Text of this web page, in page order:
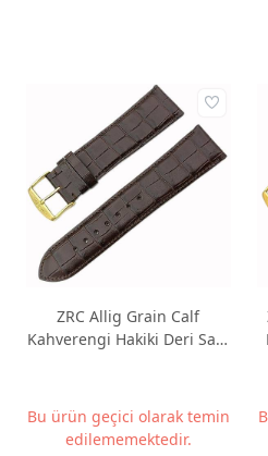
ZRC Allig Grain Calf
Kahverengi Hakiki Deri Saat
Bu ürün geçici olarak temin
edilememektedir.